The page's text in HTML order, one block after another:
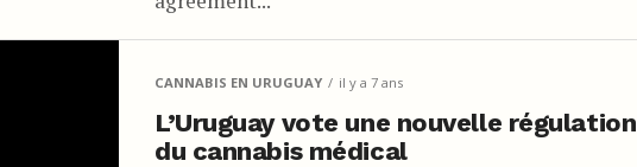
CANNABIS EN URUGUAY il y a 7 ans
L’Uruguay vote une nouvelle régulation
du cannabis médical